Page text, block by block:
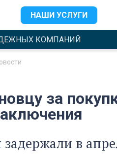
НАШИ УСЛУГИ
КОМПАНИЙ
за
в